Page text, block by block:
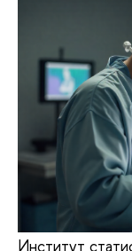
Институт